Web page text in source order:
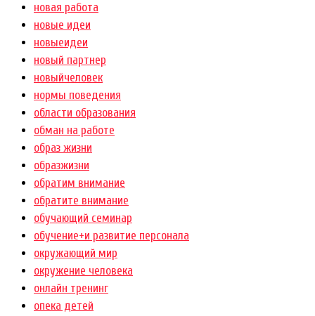
новая работа
новые идеи
новыеидеи
новый партнер
новыйчеловек
нормы поведения
области образования
обман на работе
образ жизни
образжизни
обратим внимание
обратите внимание
обучающий семинар
обучение+и развитие персонала
окружающий мир
окружение человека
онлайн тренинг
опека детей